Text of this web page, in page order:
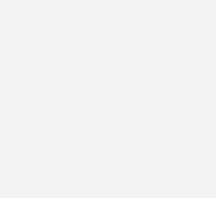
Validierung der
Bedeutung für
Rahmen von Horizon 2020